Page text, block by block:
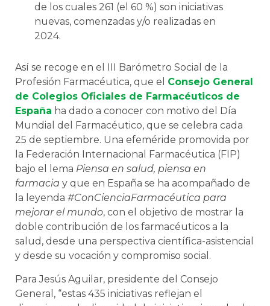
de los cuales 261 (el 60 %) son iniciativas
nuevas, comenzadas y/o realizadas en
2024.
Así se recoge en el III Barómetro Social de la
Profesión Farmacéutica, que el Consejo General
de Colegios Oficiales de Farmacéuticos de
España ha dado a conocer con motivo del Día
Mundial del Farmacéutico, que se celebra cada
25 de septiembre. Una efeméride promovida por
la Federación Internacional Farmacéutica (FIP)
bajo el lema Piensa en salud, piensa en
farmacia y que en España se ha acompañado de
la leyenda #ConCienciaFarmacéutica para
mejorar el mundo, con el objetivo de mostrar la
doble contribución de los farmacéuticos a la
salud, desde una perspectiva científica-asistencial
y desde su vocación y compromiso social.
Para Jesús Aguilar, presidente del Consejo
General, “estas 435 iniciativas reflejan el